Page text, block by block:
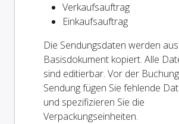
Verkaufsauftrag
Einkaufsauftrag
Die Sendungsdaten werden
Basisdokument kopiert. Alle
sind editierbar. Vor der
Sendung fügen Sie fehlende
und spezifizieren Sie die
Verpackungseinheiten.